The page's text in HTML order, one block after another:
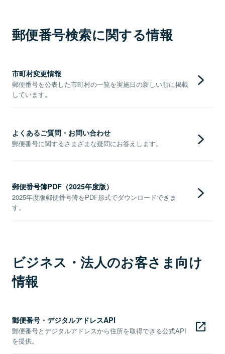
郵便番号検索に関する情報
市町村変更情報
郵便番号を公表した市町村の一覧を実施日の新しい順に掲載
しています。
よくあるご質問・お問い合わせ
郵便番号に関するさまざまな疑問にお答えします。
郵便番号簿PDF（2025年度版）
2025年度版郵便番号簿をPDF形式でダウンロードできま
す。
ビジネス・法人のお客さま向け
情報
郵便番号・デジタルアドレスAPI
郵便番号とデジタルアドレスから住所を取得できる公式API
を提供。